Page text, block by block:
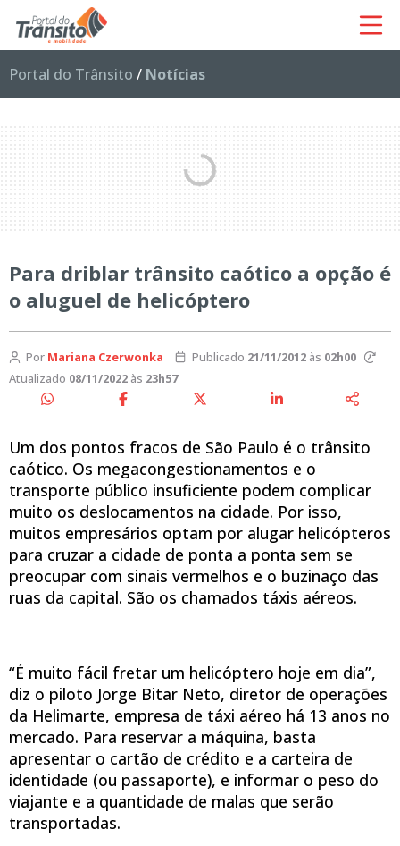
Portal do Trânsito / Notícias
Para driblar trânsito caótico a opção é
o aluguel de helicóptero
Por Mariana Czerwonka Publicado 21/11/2012às 02h00
Atualizado 08/11/2022 às 23h57
Um dos pontos fracos de São Paulo é o trânsito
caótico. Os megacongestionamentos e o
transporte público insuficiente podem complicar
muito os deslocamentos na cidade. Por isso,
muitos empresários optam por alugar helicópteros
para cruzar a cidade de ponta a ponta sem se
preocupar com sinais vermelhos e o buzinaço das
ruas da capital. São os chamados táxis aéreos.
“É muito fácil fretar um helicóptero hoje em dia”,
diz o piloto Jorge Bitar Neto, diretor de operações
da Helimarte, empresa de táxi aéreo há 13 anos no
mercado. Para reservar a máquina, basta
apresentar o cartão de crédito e a carteira de
identidade (ou passaporte), e informar o peso do
viajante e a quantidade de malas que serão
transportadas.